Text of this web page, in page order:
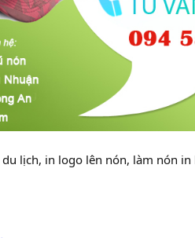
lịch, in logo lên nón, làm nón in